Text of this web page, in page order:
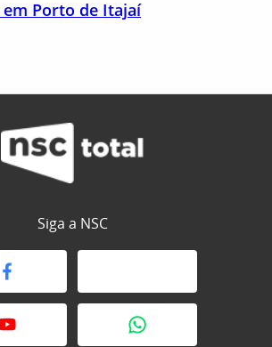
Porto de Itajaí
Siga a NSC